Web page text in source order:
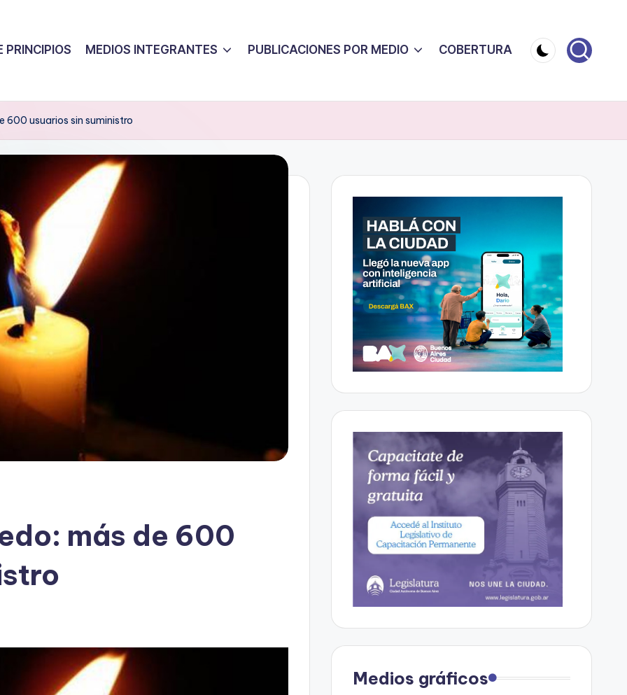
PRINCIPIOS MEDIOS INTEGRANTES PUBLICACIONES POR MEDIO COBERTURA
600 usuarios sin suministro
más de 600
Medios gráficos